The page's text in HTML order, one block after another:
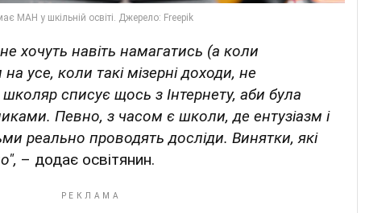
не хочуть навіть намагатись (а коли
усе, коли такі мізерні доходи, не
списує щось з Інтернету, аби була
Певно, з часом є школи, де ентузіазм і
реально проводять досліди. Винятки, які
– додає освітянин.